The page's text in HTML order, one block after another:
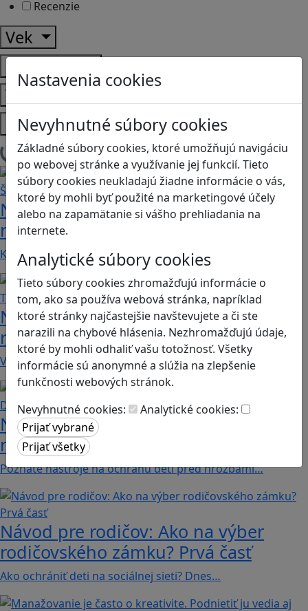
Nastavenia cookies
Nevyhnutné súbory cookies
Základné súbory cookies, ktoré umožňujú navigáciu
po webovej stránke a využívanie jej funkcií. Tieto
súbory cookies neukladajú žiadne informácie o vás,
ktoré by mohli byť použité na marketingové účely
alebo na zapamätanie si vášho prehliadania na
internete.
Analytické súbory cookies
Tieto súbory cookies zhromažďujú informácie o
tom, ako sa používa webová stránka, napríklad
ktoré stránky najčastejšie navštevujete a či ste
narazili na chybové hlásenia. Nezhromažďujú údaje,
ktoré by mohli odhaliť vašu totožnosť. Všetky
informácie sú anonymné a slúžia na zlepšenie
funkčnosti webových stránok.
Nevyhnutné cookies:
Analytické cookies:
Recenzie
Vek
Predmety
Témy
Platformy
Načítam blogy
Návod pre rodičov: Ako na výber
rodičovského zámku? Štvrtá časť
Kvalitné aplikácie, ktoré ponúkajú bezpečné…
Návod pre rodičov: Ako na výber
rodičovského zámku? Tretia časť
V obchode Play je možné nájsť veľké množstvo…
Návod pre rodičov: Ako na výber
rodičovského zámku? Druhá časť
Poznáte nástroje na ochranu detí pred hrozbami…
Návod pre rodičov: Ako na výber
rodičovského zámku? Prvá časť
Ako ochrániť deti na sociálnej sieti? Dnes…